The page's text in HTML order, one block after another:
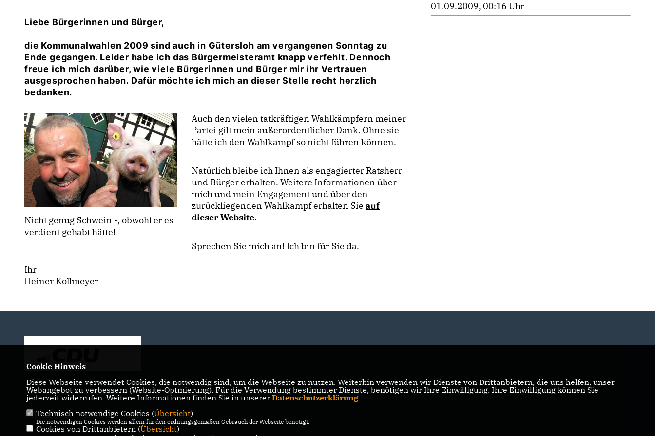
Liebe Bürgerinnen und Bürger,
die Kommunalwahlen 2009 sind auch in Gütersloh am vergangenen Sonntag zu
Ende gegangen. Leider habe ich das Bürgermeisteramt knapp verfehlt. Dennoch
freue ich mich darüber, wie viele Bürgerinnen und Bürger mir ihr Vertrauen
ausgesprochen haben. Dafür möchte ich mich an dieser Stelle recht herzlich
bedanken.
Nicht genug Schwein -, obwohl er es
verdient gehabt hätte!
Auch den vielen tatkräftigen Wahlkämpfern meiner
Partei gilt mein außerordentlicher Dank. Ohne sie
hätte ich den Wahlkampf so nicht führen können.
Natürlich bleibe ich Ihnen als engagierter Ratsherr
und Bürger erhalten. Weitere Informationen über
mich und mein Engagement und über den
zurückliegenden Wahlkampf erhalten Sieauf
dieser Website.
Sprechen Sie mich an! Ich bin für Sie da.
Ihr
Heiner Kollmeyer
01.09.2009, 00:16 Uhr
CDU-Stadtverband Gütersloh
IMPRESSUM DATENSCHUTZ KONTAKT
Cookie Hinweis
Diese Webseite verwendet Cookies, die notwendig sind, um die Webseite zu nutzen. Weiterhin verwenden wir Dienste von Drittanbietern, die uns helfen, unser
Webangebot zu verbessern (Website-Optmierung). Für die Verwendung bestimmter Dienste, benötigen wir Ihre Einwilligung. Ihre Einwilligung können Sie
jederzeit widerrufen. Weitere Informationen finden Sie in unserer Datenschutzerklärung.
Technisch notwendige Cookies (Übersicht)
Die notwendigen Cookies werden allein für den ordnungsgemäßen Gebrauch der Webseite benötigt.
Cookies von Drittanbietern (Übersicht)